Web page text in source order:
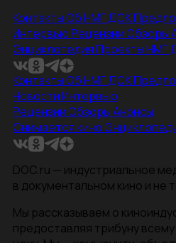
КонтактыОб НМГ ДОК
ИнтервьюРецензииОбзоры
ЭнциклопедияПроекты НМГ
КонтактыОб НМГ ДОК
НовостиИнтервью
РецензииОбзорыАнонсы
Снимается кино
DOC.ru — индустриальное
в документальном кино и не
Мы рассказываем о
предоставляя трибуну